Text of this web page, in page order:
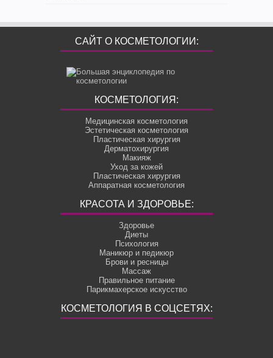
САЙТ О КОСМЕТОЛОГИИ:
КОСМЕТОЛОГИЯ:
Медицинская косметология
Эстетическая косметология
Пластическая хирургия
Дерматохирургия
Макияж
Уход за кожей
Пластическая хирургия
Аппаратная косметология
КРАСОТА И ЗДОРОВЬЕ:
Здоровье
Диеты
Психология
Маникюр и педикюр
Брови и ресницы
Массаж
Правильное питание
Парикмахерское искусство
КОСМЕТОЛОГИЯ В СОЦСЕТЯХ: